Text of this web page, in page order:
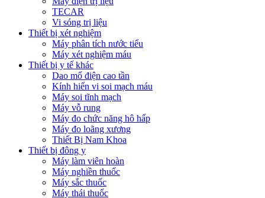
TECAR
Vi sóng trị liệu
Thiết bị xét nghiệm
Máy phân tích nước tiểu
Máy xét nghiệm máu
Thiết bị y tế khác
Dao mổ điện cao tần
Kính hiển vi soi mạch máu
Máy soi tĩnh mạch
Máy vỗ rung
Máy đo chức năng hô hấp
Máy đo loãng xương
Thiết Bị Nam Khoa
Thiết bị đông y
Máy làm viên hoàn
Máy nghiền thuốc
Máy sắc thuốc
Máy thái thuốc